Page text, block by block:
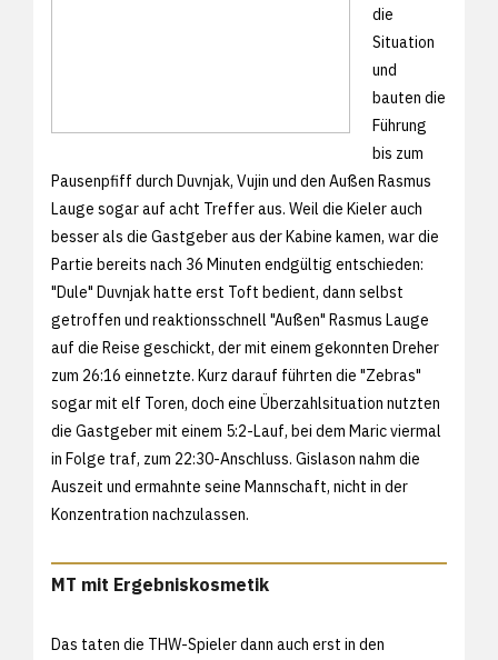
die
Situation
und
bauten die
Führung
bis zum
Pausenpfiff durch Duvnjak, Vujin und den Außen Rasmus
Lauge sogar auf acht Treffer aus. Weil die Kieler auch
besser als die Gastgeber aus der Kabine kamen, war die
Partie bereits nach 36 Minuten endgültig entschieden:
"Dule" Duvnjak hatte erst Toft bedient, dann selbst
getroffen und reaktionsschnell "Außen" Rasmus Lauge
auf die Reise geschickt, der mit einem gekonnten Dreher
zum 26:16 einnetzte. Kurz darauf führten die "Zebras"
sogar mit elf Toren, doch eine Überzahlsituation nutzten
die Gastgeber mit einem 5:2-Lauf, bei dem Maric viermal
in Folge traf, zum 22:30-Anschluss. Gislason nahm die
Auszeit und ermahnte seine Mannschaft, nicht in der
Konzentration nachzulassen.
MT mit Ergebniskosmetik
Das taten die THW-Spieler dann auch erst in den